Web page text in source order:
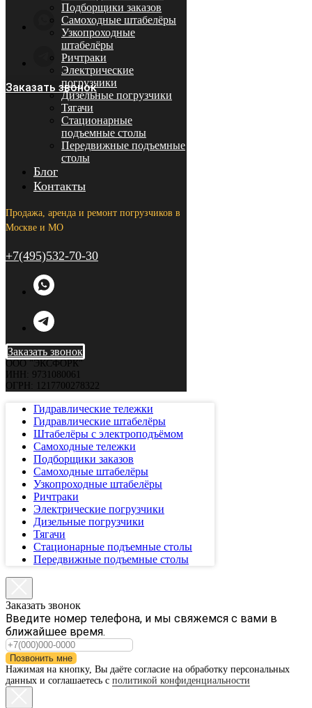
Заказать звонок
Подборщики заказов
Самоходные штабелёры
Узкопроходные
штабелёры
Ричтраки
Электрические
погрузчики
Дизельные погрузчики
Тягачи
Стационарные
подъемные столы
Передвижные подъемные
столы
Блог
Контакты
Продажа, аренда и ремонт погрузчиков в
Москве и МО
+7(495)532-70-30
Заказать звонок
ООО "ЭКСФОРК"
ИНН: 9731080061
ОГРН: 1217700278322
Гидравлические тележки
Гидравлические штабелёры
Штабелёры с электроподъёмом
Самоходные тележки
Подборщики заказов
Самоходные штабелёры
Узкопроходные штабелёры
Ричтраки
Электрические погрузчики
Дизельные погрузчики
Тягачи
Стационарные подъемные столы
Передвижные подъемные столы
Заказать звонок
Введите номер телефона, и мы свяжемся с вами в
ближайшее время.
Позвонить мне
Нажимая на кнопку, Вы даёте согласие на обработку персональных
данных и соглашаетесь с политикой конфиденциальности